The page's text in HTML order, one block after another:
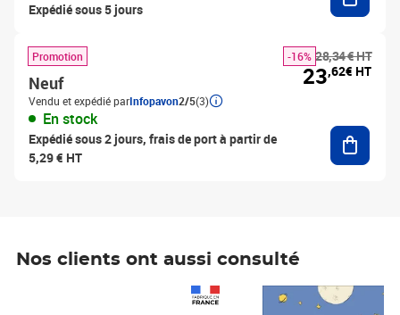
Expédié sous 5 jours
Promotion
Neuf
Vendu et expédié parInfopavon2/5(3)
En stock
Expédié sous 2 jours, frais de port à partir de
5,29 € HT
28,34 € HT
-16%
23,62€ HT
Nos clients ont aussi consulté
Prix 6,25€ HT